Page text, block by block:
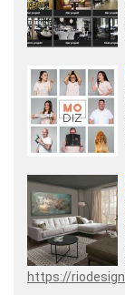
https://